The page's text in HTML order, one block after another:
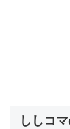
ししコ